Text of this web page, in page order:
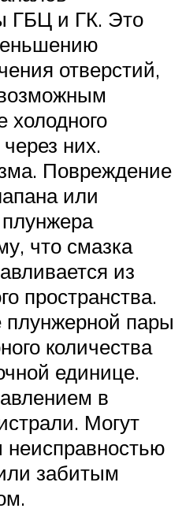
ГБЦ и ГК. Это
отверстий,
холодного
них.
Повреждение
или
что смазка
из
пространства.
плунжерной пары
количества
единице.
в
Могут
забитым